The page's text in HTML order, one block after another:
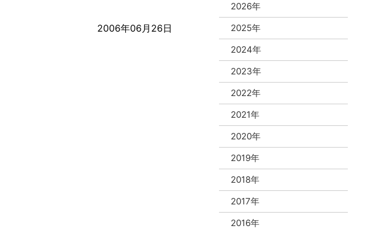
2006年06月26日
2026年
2025年
2024年
2023年
2022年
2021年
2020年
2019年
2018年
2017年
2016年